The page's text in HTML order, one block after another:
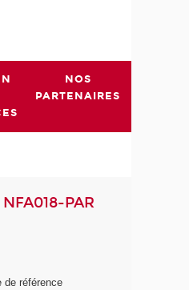
NOS
PARTENAIRES
PAR
de référence